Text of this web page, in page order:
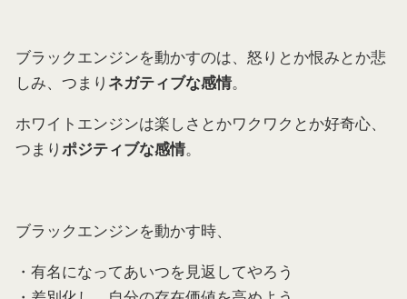
ブラックエンジンを動かすのは、怒りとか恨みとか悲
しみ、つまり ネガティブな感情。
ホワイトエンジンは楽しさとかワクワクとか好奇心、
つまりポジティブな感情。
ブラックエンジンを動かす時、
・有名になってあいつを見返してやろう